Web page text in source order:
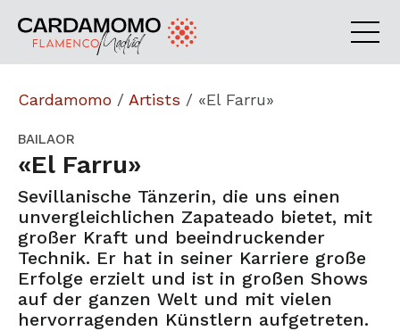
Cardamomo / Artists / «El Farru»
BAILAOR
«El Farru»
Sevillanische Tänzerin, die uns einen
unvergleichlichen Zapateado bietet, mit
großer Kraft und beeindruckender
Technik. Er hat in seiner Karriere große
Erfolge erzielt und ist in großen Shows
auf der ganzen Welt und mit vielen
hervorragenden Künstlern aufgetreten.